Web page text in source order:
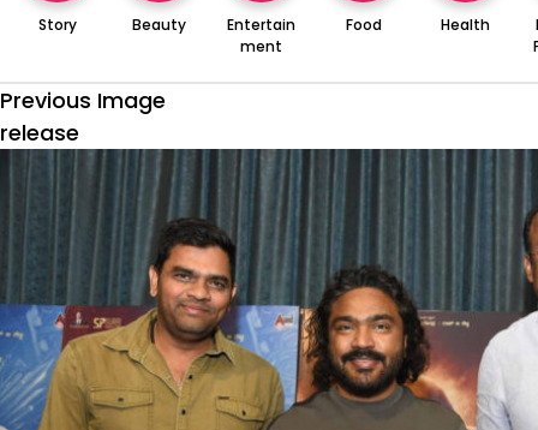
Story Beauty
Entertain
ment
Food Health
Previous Image
release